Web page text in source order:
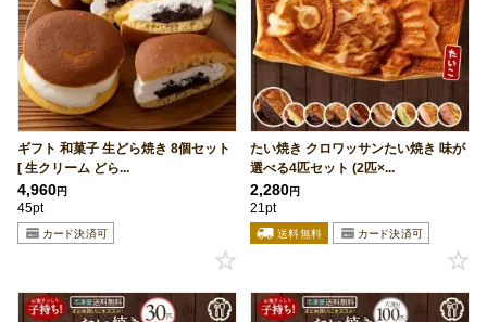
ギフト 和菓子 生どら焼き 8個セット
[ 生クリーム どら...
4,960円
45pt
たい焼き クロワッサンたい焼き 味が
選べる4匹セット (2匹×...
2,280円
21pt